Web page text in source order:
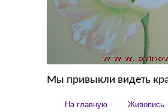
Мы привыкли видеть
На главную Живопись